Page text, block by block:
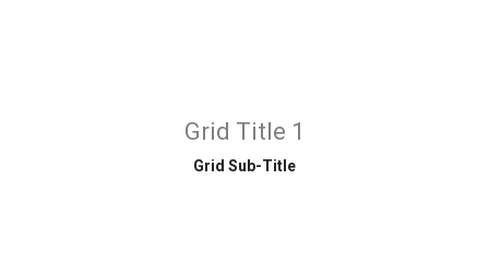
Grid Title 1
Grid Sub-Title